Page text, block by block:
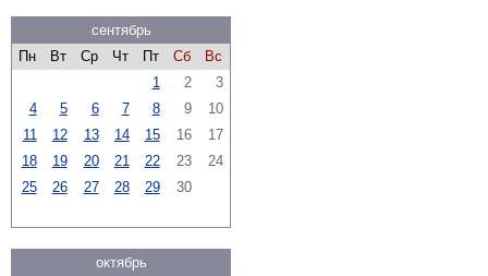
сентябрь
Пн
Вт Ср Чт Пт Сб
Вс
1
2
3
4
5 6 7 8 9
10
11
12 13 14 15 16
17
18
19 20 21 22 23
24
25
26 27 28 29 30
октябрь